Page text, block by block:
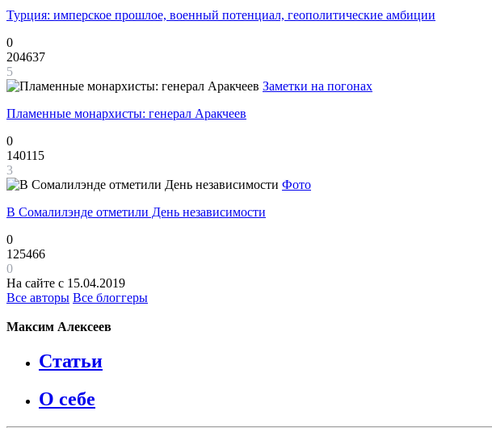
Турция: имперское прошлое, военный потенциал, геополитические амбиции
0
204637
5
Заметки на погонах
Пламенные монархисты: генерал Аракчеев
0
140115
3
Фото
В Сомалилэнде отметили День независимости
0
125466
0
На сайте с 15.04.2019
Все авторы Все блоггеры
Максим Алексеев
Статьи
О себе